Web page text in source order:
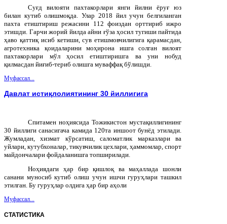
Суғд вилояти пахтакорлари янги йилни ёруғ юз
билан кутиб олишмоқда. Улар 2018 йил учун белгиланган
пахта етиштириш режасини 112 фоиздан орттириб ижро
этишди. Гарчи жорий йилда айни ғўза ҳосил тугиши пайтида
ҳаво қаттиқ исиб кетиши, сув етишмовчилигига қарамасдан,
агротехника қоидаларини моҳирона ишга солган вилоят
пахтакорлари мўл ҳосил етиштиришга ва уни нобуд
қилмасдан йиғиб-териб олишга муваффақ бўлишди.
Муфассал...
Давлат истиқлолиятининг 30 йиллигига
Спитамен ноҳиясида Тожикистон мустақиллигининг
30 йиллиги санасигача камида 120та иншоот бунёд этилади.
Жумладан, хизмат кўрсатиш, саломатлик марказлари ва
уйлари, кутубхоналар, тикувчилик цехлари, ҳаммомлар, спорт
майдончалари фойдаланишга топширилади.
Ноҳиядаги ҳар бир қишлоқ ва маҳаллада шонли
санани муносиб кутиб олиш учун ишчи гуруҳлари ташкил
этилган. Бу гуруҳлар олдига ҳар бир аҳоли
Муфассал...
СТАТИСТИКА